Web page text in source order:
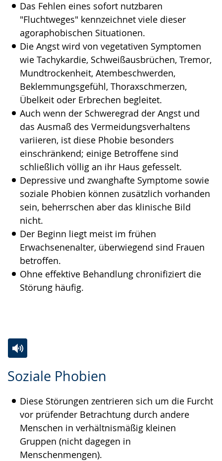
Das Fehlen eines sofort nutzbaren
"Fluchtweges" kennzeichnet viele dieser
agoraphobischen Situationen.
Die Angst wird von vegetativen Symptomen
wie Tachykardie, Schweißausbrüchen, Tremor,
Mundtrockenheit, Atembeschwerden,
Beklemmungsgefühl, Thoraxschmerzen,
Übelkeit oder Erbrechen begleitet.
Auch wenn der Schweregrad der Angst und
das Ausmaß des Vermeidungsverhaltens
variieren, ist diese Phobie besonders
einschränkend; einige Betroffene sind
schließlich völlig an ihr Haus gefesselt.
Depressive und zwanghafte Symptome sowie
soziale Phobien können zusätzlich vorhanden
sein, beherrschen aber das klinische Bild
nicht.
Der Beginn liegt meist im frühen
Erwachsenenalter, überwiegend sind Frauen
betroffen.
Ohne effektive Behandlung chronifiziert die
Störung häufig.
Soziale Phobien
Diese Störungen zentrieren sich um die Furcht
vor prüfender Betrachtung durch andere
Menschen in verhältnismäßig kleinen
Gruppen (nicht dagegen in
Menschenmengen).
Leichten
wechseln.
Audio-
Video
Deutscher
Gebärdensprache
wird
angezeigt.